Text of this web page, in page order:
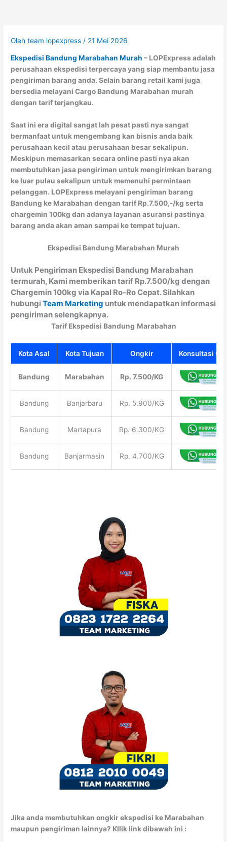
Olehteam lopexpress / 21 Mei 2026
Ekspedisi Bandung Marabahan Murah – LOPExpress adalah
perusahaan ekspedisi terpercaya yang siap membantu jasa
pengiriman barang anda. Selain barang retail kami juga
bersedia melayani Cargo Bandung Marabahan murah
dengan tarif terjangkau.
Saat ini era digital sangat lah pesat pasti nya sangat
bermanfaat untuk mengembang kan bisnis anda baik
perusahaan kecil atau perusahaan besar sekalipun.
Meskipun memasarkan secara online pasti nya akan
membutuhkan jasa pengiriman untuk mengirimkan barang
ke luar pulau sekalipun untuk memenuhi permintaan
pelanggan. LOPExpress melayani pengiriman barang
Bandung ke Marabahan dengan tarif Rp.7.500,-/kg serta
chargemin 100kg dan adanya layanan asuransi pastinya
barang anda akan aman sampai ke tempat tujuan.
Ekspedisi Bandung Marabahan Murah
Untuk Pengiriman Ekspedisi Bandung Marabahan
termurah, Kami memberikan tarif Rp.7.500/kg dengan
Chargemin 100kg via Kapal Ro-Ro Cepat. Silahkan
hubungiTeam Marketing untuk mendapatkan informasi
pengiriman selengkapnya.
Tarif Ekspedisi Bandung Marabahan
Kota Asal Kota Tujuan Ongkir Konsultasi
Bandung Marabahan Rp. 7.500/KG
Bandung Banjarbaru Rp. 5.900/KG
Bandung Martapura Rp. 6.300/KG
Bandung Banjarmasin Rp. 4.700/KG
Jika anda membutuhkan ongkir ekspedisi ke Marabahan
maupun pengiriman lainnya? Kllik link dibawah ini :